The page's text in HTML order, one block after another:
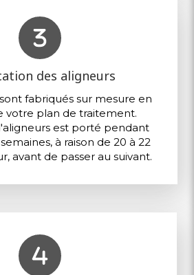
des aligneurs
fabriqués sur mesure en
votre plan de traitement.
est porté pendant
à raison de 20 à 22
avant de passer au suivant.